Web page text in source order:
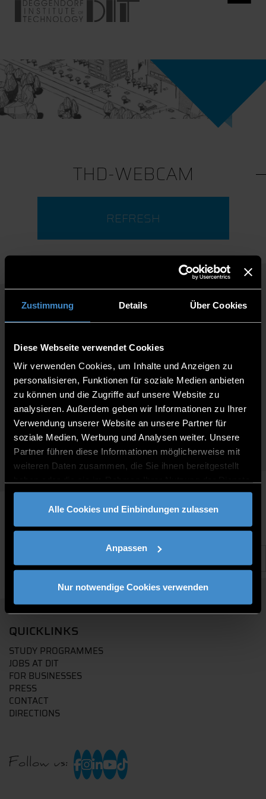
Zustimmung Details Über Cookies
Diese Webseite verwendet Cookies
Wir verwenden Cookies, um Inhalte und Anzeigen zu
personalisieren, Funktionen für soziale Medien anbieten
zu können und die Zugriffe auf unsere Website zu
analysieren. Außerdem geben wir Informationen zu Ihrer
Verwendung unserer Website an unsere Partner für
soziale Medien, Werbung und Analysen weiter. Unsere
Partner führen diese Informationen möglicherweise mit
weiteren Daten zusammen, die Sie ihnen bereitgestellt
gesammelt haben.
Alle Cookies und Einbindungen zulassen
Anpassen
Nur notwendige Cookies verwenden
THD-WEBCAM
REFRESH
QUICKLINKS
STUDY PROGRAMMES
JOBS AT DIT
FOR BUSINESSES
PRESS
CONTACT
DIRECTIONS
Follow us: